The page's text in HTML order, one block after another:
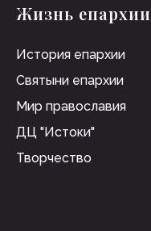
Жизнь епархии
История епархии
Святыни епархии
Мир православия
ДЦ "Истоки"
Творчество